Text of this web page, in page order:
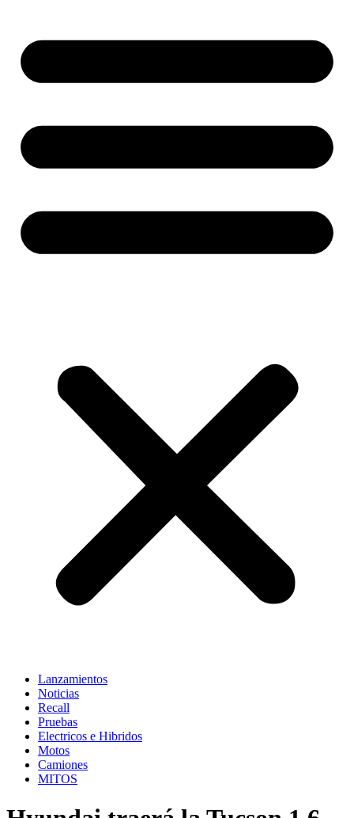
Lanzamientos
Noticias
Recall
Pruebas
Electricos e Hibridos
Motos
Camiones
MITOS